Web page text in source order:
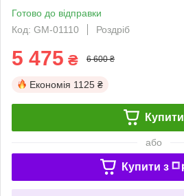
Готово до відправки
Код: GM-01110
Роздріб
5 475 ₴ 6 600 ₴
Економія 1125 ₴
Купити
або
Купити з